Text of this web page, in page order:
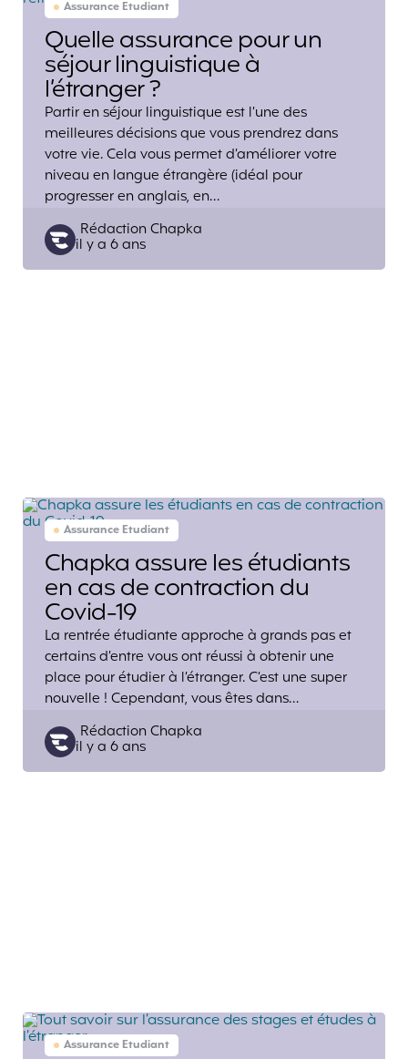
Assurance Etudiant
Quelle assurance pour un
séjour linguistique à
l’étranger ?
Partir en séjour linguistique est l’une des
meilleures décisions que vous prendrez dans
votre vie. Cela vous permet d’améliorer votre
niveau en langue étrangère (idéal pour
progresser en anglais, en…
Posted
by
Rédaction Chapka
il y a 6 ans
Assurance Etudiant
Chapka assure les étudiants
en cas de contraction du
Covid-19
La rentrée étudiante approche à grands pas et
certains d’entre vous ont réussi à obtenir une
place pour étudier à l’étranger. C’est une super
nouvelle ! Cependant, vous êtes dans…
Posted
by
Rédaction Chapka
il y a 6 ans
Assurance Etudiant